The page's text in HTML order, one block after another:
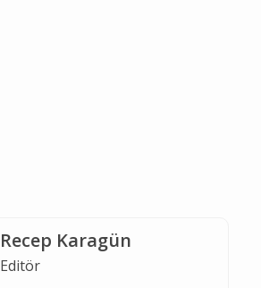
Recep Karagün
Editör